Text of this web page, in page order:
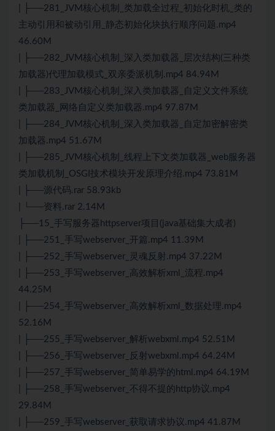
| ├──281_JVM核心机制_类加载全过程_初始化时机_类的
主动引用和被动引用_静态初始化块执行顺序问题.mp4
46.60M
| ├──282_JVM核心机制_深入类加载器_层次结构(三种类
加载器)代理加载模式_双亲委派机制.mp4 84.94M
| ├──283_JVM核心机制_深入类加载器_自定义文件系统
类加载器_网络自定义类加载器.mp4 97.87M
| ├──284_JVM核心机制_深入类加载器_自定加密解密类
加载器.mp4 51.67M
| ├──285_JVM核心机制_线程上下文类加载器_web服务器
类加载机制_OSGI技术模块开发原理介绍.mp4 73.81M
| ├──源代码.rar 58.93kb
| └──资料.rar 2.14M
├──15_手写服务器httpserver项目(java基础集大成者)
| ├──251_手写webserver_开篇.mp4 11.39M
| ├──252_手写webserver_灵魂反射.mp4 37.22M
| ├──253_手写webserver_高效解析xml_流程.mp4
44.25M
| ├──254_手写webserver_高效解析xml_数据处理.mp4
52.16M
| ├──255_手写webserver_解析webxml.mp4 52.51M
| ├──256_手写webserver_反射webxml.mp4 64.24M
| ├──257_手写webserver_简单易学的html.mp4 64.19M
| ├──258_手写webserver_不得不提的http协议.mp4
29.84M
| ├──259_手写webserver_获取请求协议.mp4 41.87M